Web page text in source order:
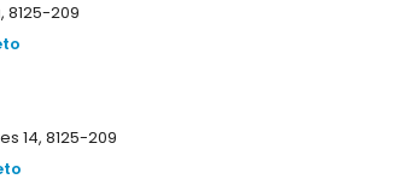
8125-209
14, 8125-209